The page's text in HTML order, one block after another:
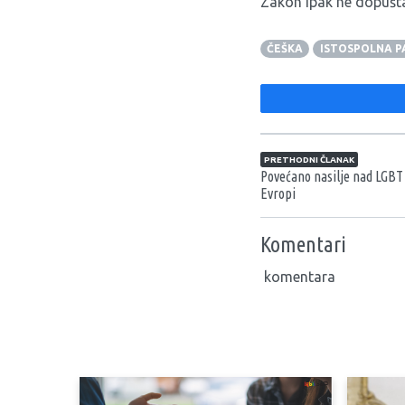
ČEŠKA ISTOSPOLNA
Navigacija
PRETHODNI ČLANAK
Povećano nasilje nad
Evropi
Komentari
komentara